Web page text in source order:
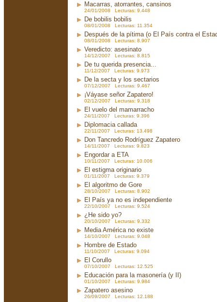
Macarras, atorrantes, cansinos
24/01/2008 Lecturas: 9.448
De bobilis bobilis
08/01/2008 Lecturas: 11.354
Después de la pítima (o El País contra el
08/01/2008 Lecturas: 8.907
Veredicto: asesinato
14/12/2007 Lecturas: 8.815
De tu querida presencia...
11/12/2007 Lecturas: 9.973
De la secta y los sectarios
07/12/2007 Lecturas: 9.467
¡Váyase señor Zapatero!
02/12/2007 Lecturas: 9.318
El vuelo del mamarracho
24/11/2007 Lecturas: 9.396
Diplomacia callada
22/11/2007 Lecturas: 13.498
Don Tancredo Rodríguez Zapatero
14/11/2007 Lecturas: 9.823
Engordar a ETA
10/11/2007 Lecturas: 10.006
El estigma originario
01/11/2007 Lecturas: 9.379
El algoritmo de Gore
28/10/2007 Lecturas: 8.902
El País ya no es independiente
22/10/2007 Lecturas: 9.524
¿He sido yo?
20/10/2007 Lecturas: 9.332
Media América no existe
14/10/2007 Lecturas: 9.048
Hombre de Estado
11/10/2007 Lecturas: 9.094
El Corullo
07/10/2007 Lecturas: 12.525
Educación para la masonería (y II)
01/10/2007 Lecturas: 9.984
Zapatero asesino
26/09/2007 Lecturas: 12.188